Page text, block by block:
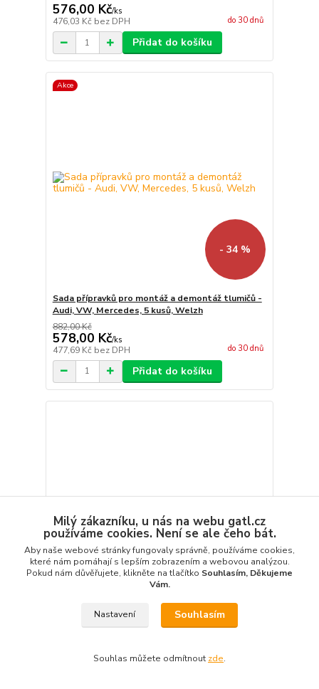
576,00 Kč/ks
476,03 Kč bez DPH do 30 dnů
Přidat do košíku
Akce
- 34 %
Sada přípravků pro montáž a demontáž tlumičů -
Audi, VW, Mercedes, 5 kusů, Welzh
882,00 Kč
578,00 Kč/ks
477,69 Kč bez DPH do 30 dnů
Přidat do košíku
Čepy pro vystředění nápravnice VAG, sada 4 díly,
586,00 Kč/ks
Milý zákazníku, u nás na webu gatl.cz
používáme cookies. Není se ale čeho bát.
Aby naše webové stránky fungovaly správně, používáme cookies,
které nám pomáhají s lepším zobrazením a webovou analýzou.
Pokud nám důvěřujete, klikněte na tlačítko Souhlasím, Děkujeme
Vám.
Nastavení Souhlasím
Souhlas můžete odmítnout zde.